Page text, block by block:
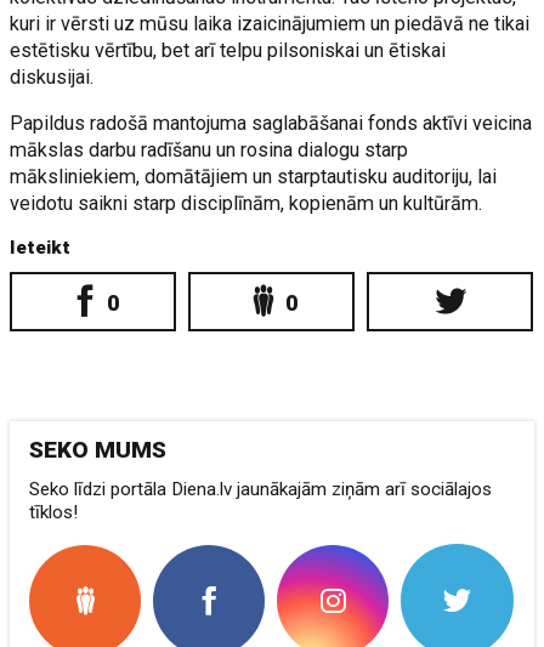
kuri ir vērsti uz mūsu laika izaicinājumiem un piedāvā ne tikai
estētisku vērtību, bet arī telpu pilsoniskai un ētiskai
diskusijai.
Papildus radošā mantojuma saglabāšanai fonds aktīvi veicina
mākslas darbu radīšanu un rosina dialogu starp
māksliniekiem, domātājiem un starptautisku auditoriju, lai
veidotu saikni starp disciplīnām, kopienām un kultūrām.
Ieteikt
0 0
SEKO MUMS
Seko līdzi portāla Diena.lv jaunākajām ziņām arī sociālajos
tīklos!